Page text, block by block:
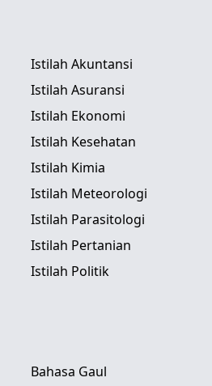
Istilah Akuntansi
Istilah Asuransi
Istilah Ekonomi
Istilah Kesehatan
Istilah Kimia
Istilah Meteorologi
Istilah Parasitologi
Istilah Pertanian
Istilah Politik
Bahasa Gaul